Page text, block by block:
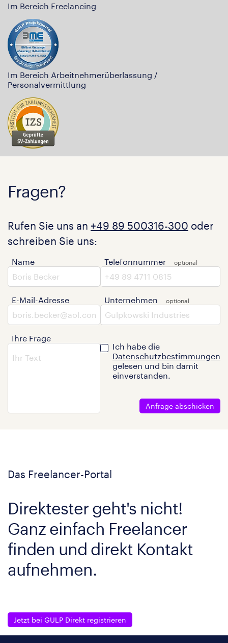
Im Bereich Freelancing
Im Bereich Arbeitnehmerüberlassung /
Personalvermittlung
Fragen?
Rufen Sie uns an +49 89 500316-300 oder
schreiben Sie uns:
Name
E-Mail-Adresse
Ihre Frage
Telefonnummer
Unternehmen
Ich habe die
Datenschutzbestimmungen
gelesen und bin damit
einverstanden.
Anfrage abschicken
Das Freelancer-Portal
Direktester geht's nicht!
Ganz einfach Freelancer
finden und direkt Kontakt
aufnehmen.
Jetzt bei GULP Direkt registrieren